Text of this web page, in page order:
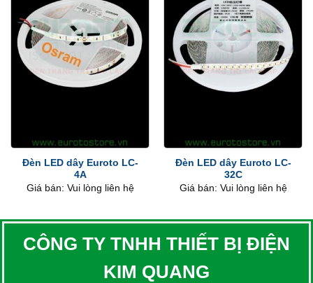
Đèn LED dây Euroto LC-
4A
Giá bán: Vui lòng liên hệ
Đèn LED dây Euroto LC-
32C
Giá bán: Vui lòng liên hệ
CÔNG TY TNHH THIẾT BỊ ĐIỆN
KIM QUANG